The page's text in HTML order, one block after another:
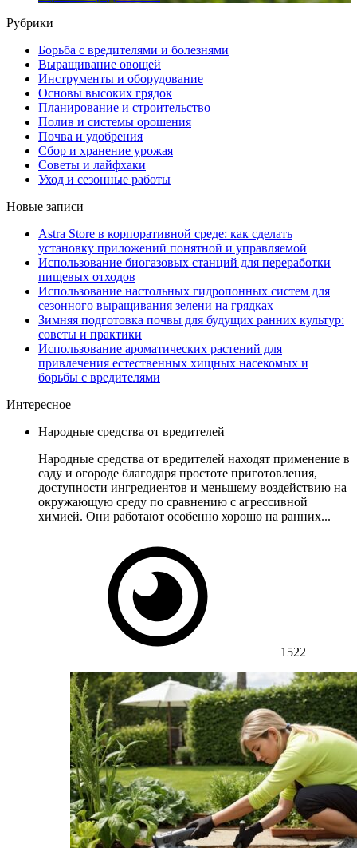
Рубрики
Борьба с вредителями и болезнями
Выращивание овощей
Инструменты и оборудование
Основы высоких грядок
Планирование и строительство
Полив и системы орошения
Почва и удобрения
Сбор и хранение урожая
Советы и лайфхаки
Уход и сезонные работы
Новые записи
Astra Store в корпоративной среде: как сделать
установку приложений понятной и управляемой
Использование биогазовых станций для переработки
пищевых отходов
Использование настольных гидропонных систем для
сезонного выращивания зелени на грядках
Зимняя подготовка почвы для будущих ранних культур:
советы и практики
Использование ароматических растений для
привлечения естественных хищных насекомых и
борьбы с вредителями
Интересное
Народные средства от вредителей
Народные средства от вредителей находят применение в
саду и огороде благодаря простоте приготовления,
доступности ингредиентов и меньшему воздействию на
окружающую среду по сравнению с агрессивной
химией. Они работают особенно хорошо на ранних...
1522